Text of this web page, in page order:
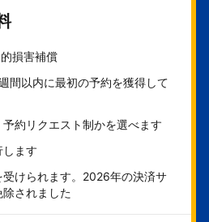
損害補償
間以内に最初の予約を獲得して
約リクエスト制かを選べます
ます
受けられます。2026年の決済サ
されました